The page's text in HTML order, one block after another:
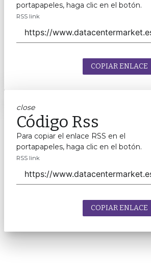
portapapeles, haga clic en el botón.
RSS link
COPIAR ENLACE
close
Código Rss
Para copiar el enlace RSS en el
portapapeles, haga clic en el botón.
RSS link
COPIAR ENLACE